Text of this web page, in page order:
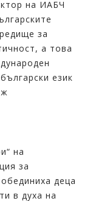
на ИАБЧ
за
а това
език
на
за
деца
в духа на